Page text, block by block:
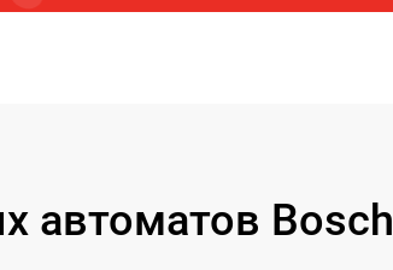
автоматов Bosch